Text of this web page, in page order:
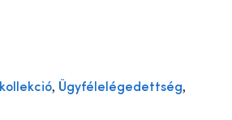
kollekció, Ügyfélelégedettség,